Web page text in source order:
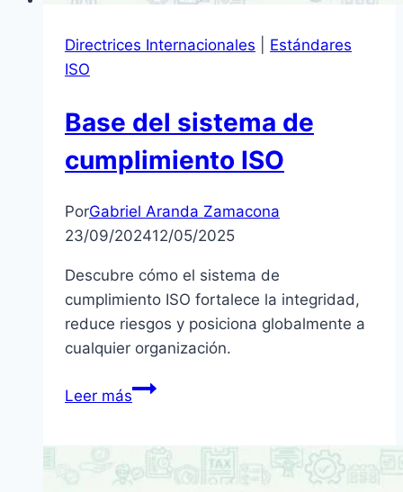
Directrices Internacionales
Estándares
ISO
Base del sistema de
cumplimiento ISO
PorGabriel Aranda Zamacona
23/09/202412/05/2025
Descubre cómo el sistema de
cumplimiento ISO fortalece la integridad,
reduce riesgos y posiciona globalmente a
cualquier organización.
Leer másBase
cumplimiento